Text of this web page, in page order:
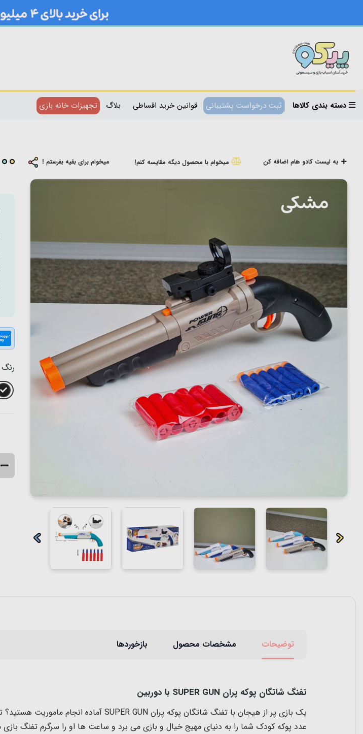
دسته بندی کالاها ثبت درخواست پشتیبانی قوانین خرید اقساطی بلاگ تجهیزات خانه بازی
به لیست کادو هام اضافه کن میخوام با محصول دیگه مقایسه کنم! میخوام برای بقیه بفرستم !
رنگ
توضیحات مشخصات محصول بازخوردها
تفنگ شاتگان پوکه پران SUPER GUN با دوربین
ی